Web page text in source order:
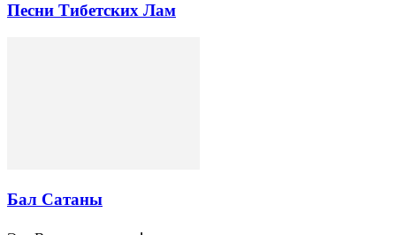
Песни Тибетских Лам
Бал Сатаны